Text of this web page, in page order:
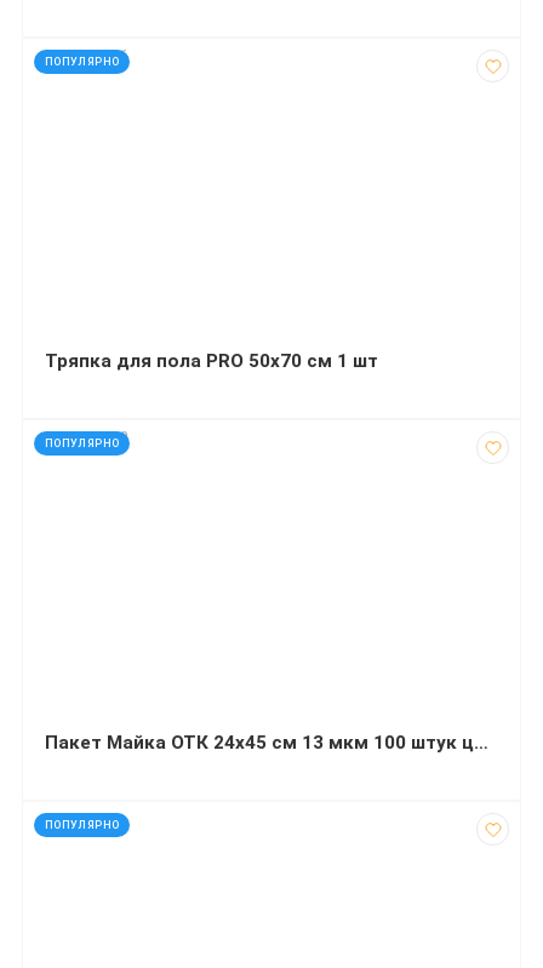
ПОПУЛЯРНО
код: 927666
Тряпка для пола PRO 50х70 см 1 шт
ПОПУЛЯРНО
код: 927560
Пакет Майка ОТК 24х45 см 13 мкм 100 штук цвет: желтый/красный/зеленый
ПОПУЛЯРНО
код: 50189